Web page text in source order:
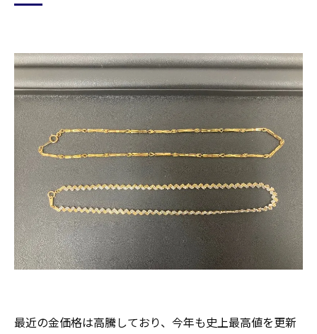
最近の金価格は高騰しており、今年も史上最高値を更新